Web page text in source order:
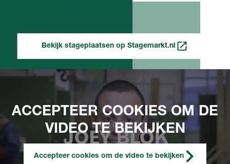
Bekijk stageplaatsen op Stagemarkt.nl
ACCEPTEER COOKIES OM DE
VIDEO TE BEKIJKEN
Accepteer cookies om de video te bekijken